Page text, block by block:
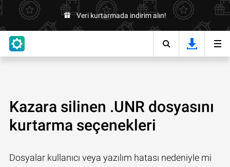
Veri kurtarmada indirim alın!
Kazara silinen .UNR dosyasını
kurtarma seçenekleri
Dosyalar kullanıcı veya yazılım hatası nedeniyle mi